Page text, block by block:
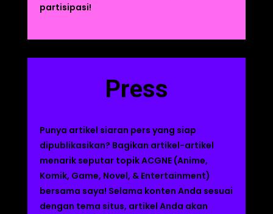
partisipasi!
Press
Punya artikel siaran pers yang siap
dipublikasikan? Bagikan artikel-artikel
menarik seputar topik ACGNE (Anime,
Komik, Game, Novel, & Entertainment)
bersama saya! Selama konten Anda sesuai
dengan tema situs, artikel Anda akan